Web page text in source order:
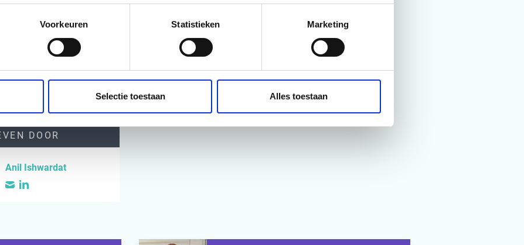
Voorkeuren Statistieken Marketing
Selectie toestaan Alles toestaan
aldus Sander Manssen, Hoofd Productie bij Dolphin Metal
dashboard laat ons de resultaten van de afgelopen weken zien en we
anticiperen op wat gaat komen.”
DOOR
Anil Ishwardat